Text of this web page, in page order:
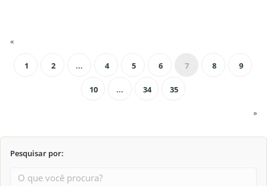
«
1 2 ... 4 5 6 7 8 9
10 ... 34 35
»
Pesquisar por: